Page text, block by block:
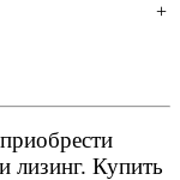
+
лизинг. Купить